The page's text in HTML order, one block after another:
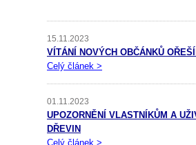
15.11.2023
VÍTÁNÍ NOVÝCH OBČÁNKŮ
Celý článek >
01.11.2023
UPOZORNĚNÍ VLASTNÍKŮM A
DŘEVIN
Celý článek >